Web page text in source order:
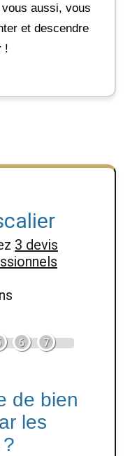
aussi, vous
et descendre
!
3 devis
6 7
de bien
les